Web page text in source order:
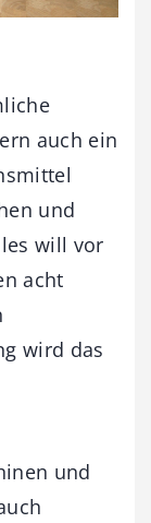
auch ein
und
will vor
acht
wird das
und